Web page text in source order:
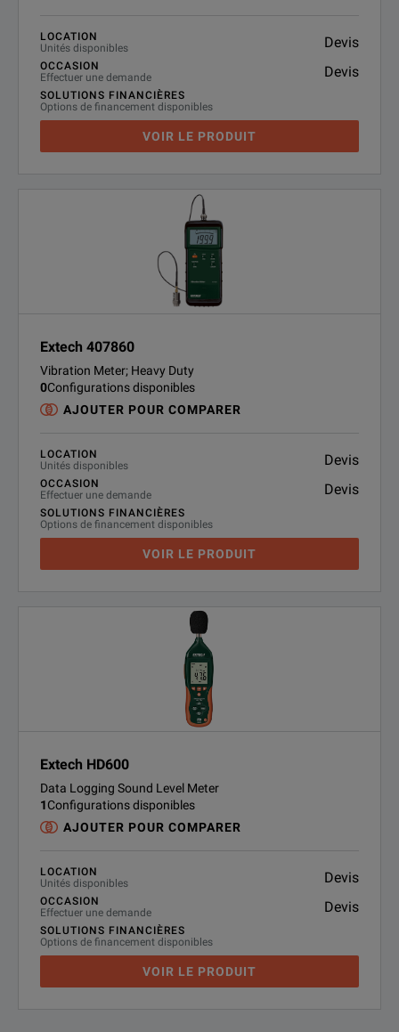
LOCATION
Unités disponibles
Devis
OCCASION
Effectuer une demande
Devis
SOLUTIONS FINANCIÈRES
Options de financement disponibles
VOIR LE PRODUIT
Extech 407860
Vibration Meter; Heavy Duty
0Configurations disponibles
AJOUTER POUR COMPARER
LOCATION
Unités disponibles
Devis
OCCASION
Effectuer une demande
Devis
SOLUTIONS FINANCIÈRES
Options de financement disponibles
VOIR LE PRODUIT
Extech HD600
Data Logging Sound Level Meter
1Configurations disponibles
AJOUTER POUR COMPARER
LOCATION
Unités disponibles
Devis
OCCASION
Effectuer une demande
Devis
SOLUTIONS FINANCIÈRES
Options de financement disponibles
VOIR LE PRODUIT